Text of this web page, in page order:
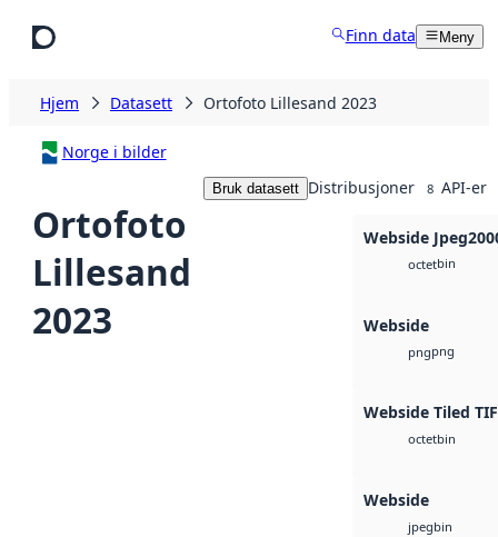
Finn data Meny
Hjem Datasett Ortofoto Lillesand 2023
Norge i bilder
Ortofoto
Lillesand
2023
Bruk datasett Distribusjoner 8 API-er
Webside
octetbin
Webside
pngpng
Webside Tiled
octetbin
Webside
jpegbin